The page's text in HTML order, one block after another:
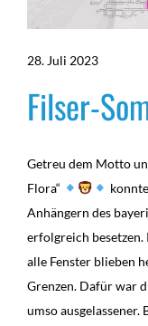
28. Juli 2023
Filser-
Getreu dem Motto
Flora“
Anhängern des
erfolgreich besetzen.
alle Fenster blieben
Grenzen. Dafür war
umso ausgelassener.